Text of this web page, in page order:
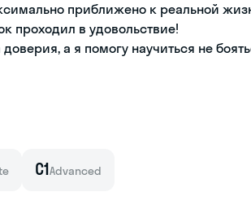
приближено к реальной
проходил в удовольствие!
а я помогу научиться не
C1Advanced